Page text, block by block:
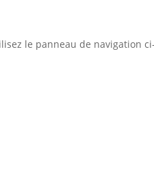
le panneau de navigation